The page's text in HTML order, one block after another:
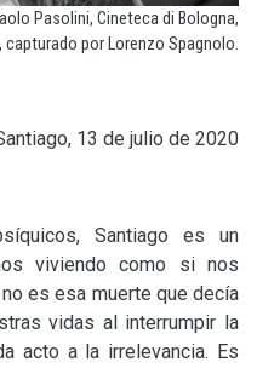
Pasolini, Cineteca di Bologna,
capturado por Lorenzo Spagnolo.
13 de julio de 2020
Santiago es un
viviendo como si nos
es esa muerte que decía
vidas al interrumpir la
acto a la irrelevancia. Es